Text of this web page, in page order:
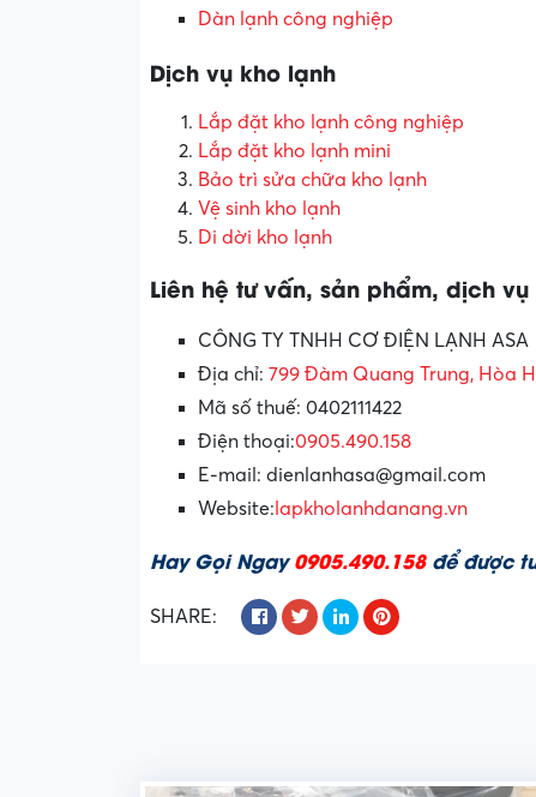
Dàn lạnh công nghiệp
Dịch vụ kho lạnh
Lắp đặt kho lạnh công nghiệp
Lắp đặt kho lạnh mini
Bảo trì sửa chữa kho lạnh
Vệ sinh kho lạnh
Di dời kho lạnh
Liên hệ tư vấn, sản phẩm, dịch
CÔNG TY TNHH CƠ ĐIỆN LẠNH ASA
Địa chỉ: 799 Đàm Quang Trung, Hòa
Mã số thuế: 0402111422
Điện thoại:0905.490.158
E-mail: dienlanhasa@gmail.com
Website: lapkholanhdanang.vn
Hay Gọi Ngay0905.490.158để được
SHARE: